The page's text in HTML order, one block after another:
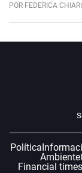
POR FEDERICA
Política
Ambiente
Financial times